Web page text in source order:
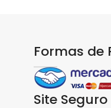
Formas de
Site Seguro